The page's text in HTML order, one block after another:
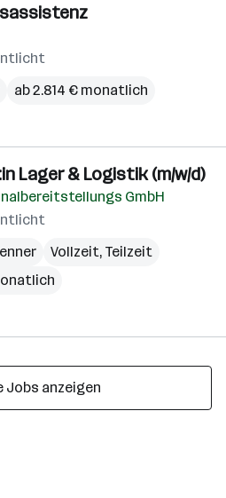
ab 2.814 € monatlich
Lager & Logistik (m/w/d)
GmbH
Vollzeit, Teilzeit
Jobs anzeigen